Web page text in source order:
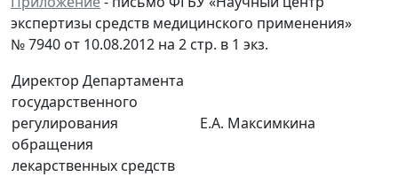
экспертизы средств медицинского применения»
№ 7940 от 10.08.2012 на 2 стр. в 1 экз.
Директор Департамента
государственного
регулирования
обращения
лекарственных средств
Е.А. Максимкина